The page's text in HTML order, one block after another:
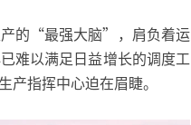
产的“最强大脑”，肩负着运
难以满足日益增长的调度工
指挥中心迫在眉睫。